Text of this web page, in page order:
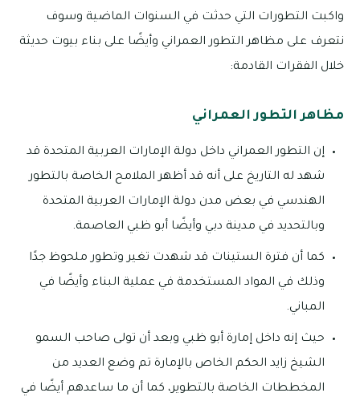
واكبت التطورات التي حدثت في السنوات الماضية وسوف
نتعرف على مظاهر التطور العمراني وأيضًا على بناء بيوت حديثة
خلال الفقرات القادمة:
مظاهر التطور العمراني
إن التطور العمراني داخل دولة الإمارات العربية المتحدة قد
شهد له التاريخ على أنه قد أظهر الملامح الخاصة بالتطور
الهندسي في بعض مدن دولة الإمارات العربية المتحدة
وبالتحديد في مدينة دبي وأيضًا أبو ظبي العاصمة.
كما أن فترة الستينات قد شهدت تغير وتطور ملحوظ جدًا
وذلك في المواد المستخدمة في عملية البناء وأيضًا في
المباني.
حيث إنه داخل إمارة أبو ظبي وبعد أن تولى صاحب السمو
الشيخ زايد الحكم الخاص بالإمارة تم وضع العديد من
المخططات الخاصة بالتطوير، كما أن ما ساعدهم أيضًا في